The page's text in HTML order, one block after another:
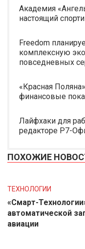
Академия
настоящий
Freedom
комплексную
повседневных
«Красная
финансовые
Лайфхаки для
редакторе Р7-
ПОХОЖИЕ
ТЕХНОЛОГИИ
«Смарт-
автоматической
авиации